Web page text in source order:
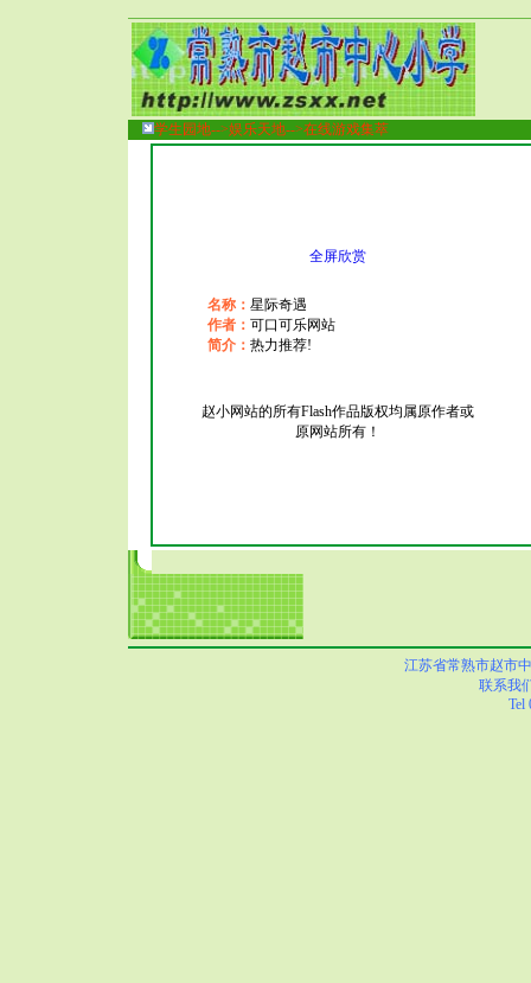
学生园地-->娱乐天地-->在线游戏集萃
全屏欣赏
名称： 星际奇遇
作者： 可口可乐网站
简介： 热力推荐!
赵小网站的所有Flash作品版权均属原作者或
原网站所有！
江苏省常熟市赵市
联系我
Tel